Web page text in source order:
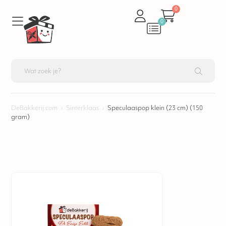
0
0
DeBakkerij.com › Sinterklaas › Speculaaspop klein (23 cm) (150
gram)